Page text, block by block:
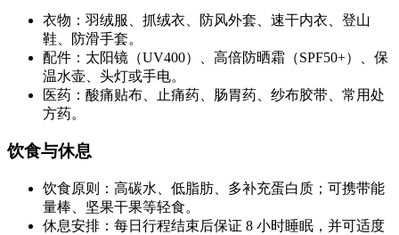
衣物：羽绒服、抓绒衣、防风外套、速干内衣、登山
鞋、防滑手套。
配件：太阳镜（UV400）、高倍防晒霜（SPF50+）、保
温水壶、头灯或手电。
医药：酸痛贴布、止痛药、肠胃药、纱布胶带、常用处
方药。
饮食与休息
饮食原则：高碳水、低脂肪、多补充蛋白质；可携带能
量棒、坚果干果等轻食。
休息安排：每日行程结束后保证 8 小时睡眠，并可适度